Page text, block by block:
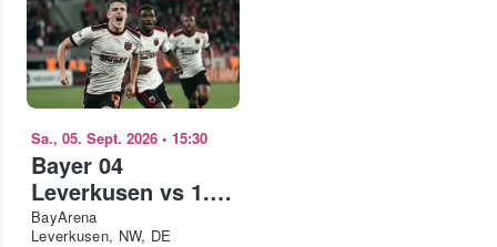
Sa., 05. Sept. 2026 • 15:30
Bayer 04
Leverkusen vs 1.
FC Union Berlin
BayArena
Leverkusen, NW, DE